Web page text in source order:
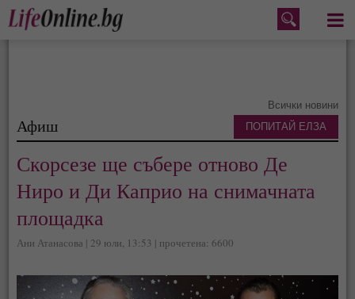
Меню
Всички новини
Афиш
Скорсезе ще събере отново Де
Ниро и Ди Каприо на снимачната
площадка
Ани Атанасова | 29 юли, 13:53 | прочетена: 6600
ПОПИТАЙ ЕЛЗА